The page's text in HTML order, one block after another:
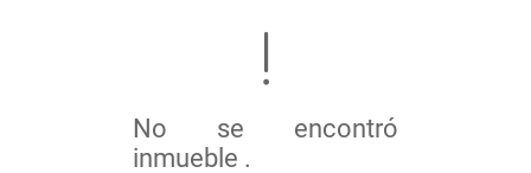
No se encontró
inmueble .